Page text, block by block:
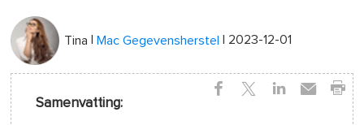
Tina |Mac Gegevensherstel | 2023-12-01
Samenvatting: